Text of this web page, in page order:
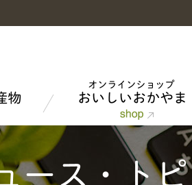
果物
総合家畜市場のご紹介
事業紹介